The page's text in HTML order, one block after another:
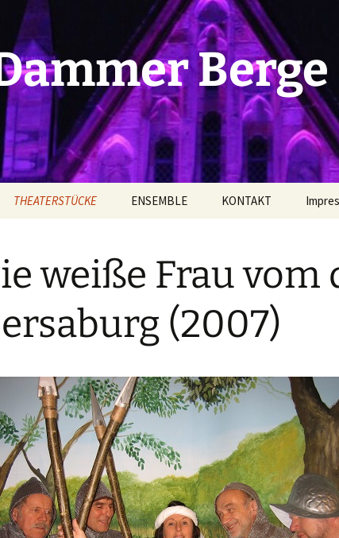
Berge
THEATERSTÜCKE
Der Sohn zweier Väter
Der Junge, der Hitler
aufs Kreuz legte
(Arbeitstitel)
Mordkuhlenberg (2019)
Romeo & Julia
Die weiße Frau vom der
Dersaburg
Wunderheiler wider
Willen
ENSEMBLE
Schauspieler ll
Schauspieler III
KONTAKT
weiße Frau vom
(2007)